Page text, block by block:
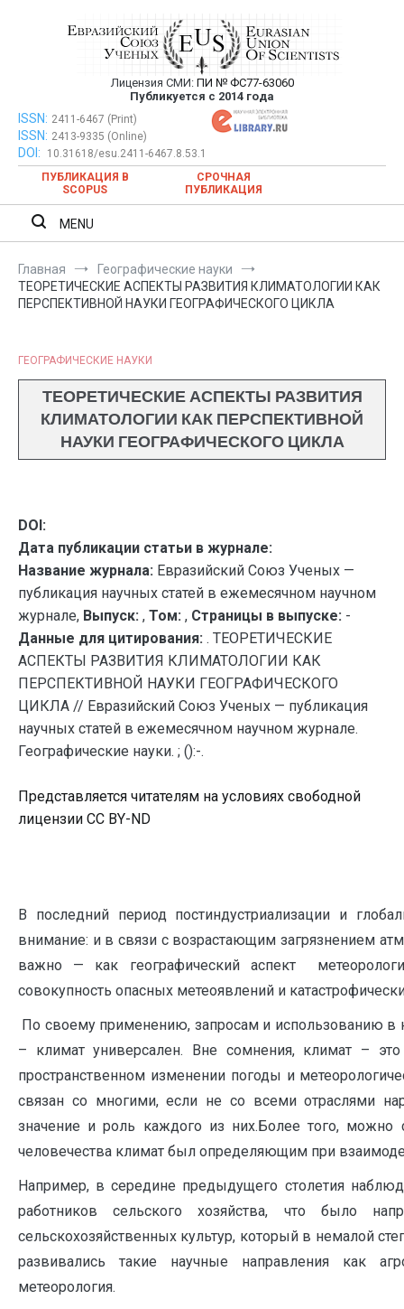
Евразийский Союз Ученых —
публикация научных статей в
ежемесячном научном журнале
Лицензия СМИ: ПИ № ФС77-63060
Публикуется с 2014 года
Евразийский Союз Ученых — публикация научных статей в
ежемесячном научном журнале
ISSN: 2411-6467 (Print)
ISSN: 2413-9335 (Online)
DOI:
10.31618/esu.2411-6467.8.53.1
ПУБЛИКАЦИЯ В
SCOPUS
СРОЧНАЯ
ПУБЛИКАЦИЯ
MENU
Главная
Географические науки
ТЕОРЕТИЧЕСКИЕ АСПЕКТЫ РАЗВИТИЯ КЛИМАТОЛОГИИ КАК
ПЕРСПЕКТИВНОЙ НАУКИ ГЕОГРАФИЧЕСКОГО ЦИКЛА
ГЕОГРАФИЧЕСКИЕ НАУКИ
ТЕОРЕТИЧЕСКИЕ АСПЕКТЫ РАЗВИТИЯ
КЛИМАТОЛОГИИ КАК ПЕРСПЕКТИВНОЙ
НАУКИ ГЕОГРАФИЧЕСКОГО ЦИКЛА
DOI:
Дата публикации статьи в журнале:
Название журнала: Евразийский Союз Ученых —
публикация научных статей в ежемесячном научном
журнале, Выпуск: , Том: , Страницы в выпуске: -
Данные для цитирования: . ТЕОРЕТИЧЕСКИЕ
АСПЕКТЫ РАЗВИТИЯ КЛИМАТОЛОГИИ КАК
ПЕРСПЕКТИВНОЙ НАУКИ ГЕОГРАФИЧЕСКОГО
ЦИКЛА // Евразийский Союз Ученых — публикация
научных статей в ежемесячном научном журнале.
Географические науки. ; ():-.
Представляется читателям на условиях свободной
лицензии CC BY-ND
В последний период постиндустриализации и
внимание: и в связи с возрастающим загрязнением
важно — как географический аспект
совокупность опасных метеоявлений и
По своему применению, запросам и использованию
– климат универсален. Вне сомнения, климат –
пространственном изменении погоды и
связан со многими, если не со всеми отраслями
значение и роль каждого из них.Более того, можно
человечества климат был определяющим при
Например, в середине предыдущего столетия
работников сельского хозяйства, что было
сельскохозяйственных культур, который в немалой
развивались такие научные направления как
метеорология.